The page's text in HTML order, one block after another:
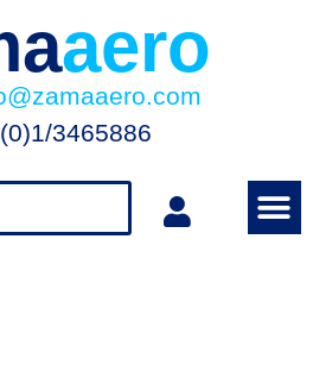
aero
3465886